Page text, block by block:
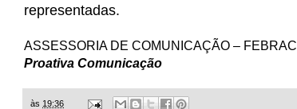
representadas.
ASSESSORIA DE COMUNICAÇÃO – FEBRAC
Proativa Comunicação
às 19:36